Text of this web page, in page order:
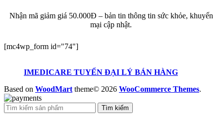
Nhận mã giảm giá 50.000Đ – bản tin thông tin sức khỏe, khuyến
mại cập nhật.
[mc4wp_form id="74"]
IMEDICARE TUYỂN ĐẠI LÝ BÁN HÀNG
Based on WoodMart theme© 2026 WooCommerce Themes.
Tìm kiếm